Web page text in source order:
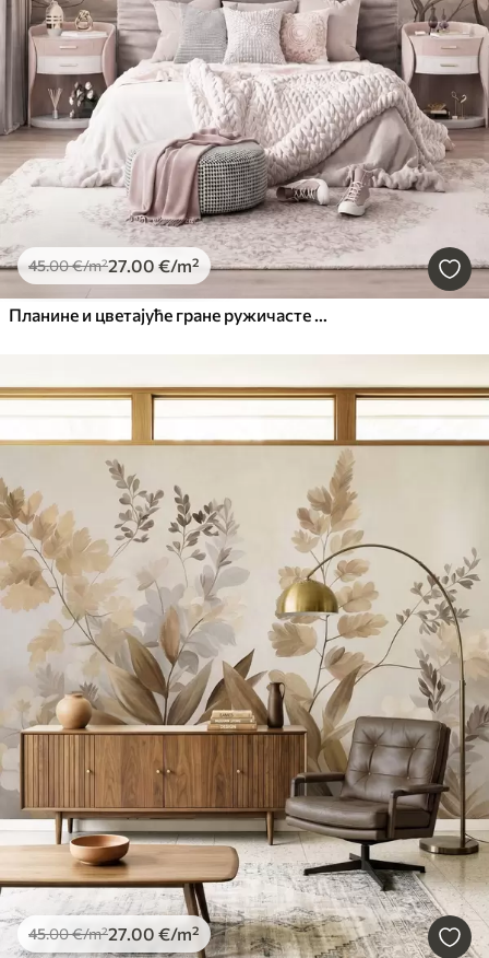
45.00€/m²27.00 €/m²
Планине и цветајуће гране ружичасте магнолије, текстурирани пејзаж
45.00€/m²27.00 €/m²